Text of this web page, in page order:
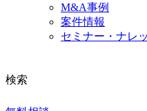
M&A事例
案件情報
セミナー・ナレ
検索